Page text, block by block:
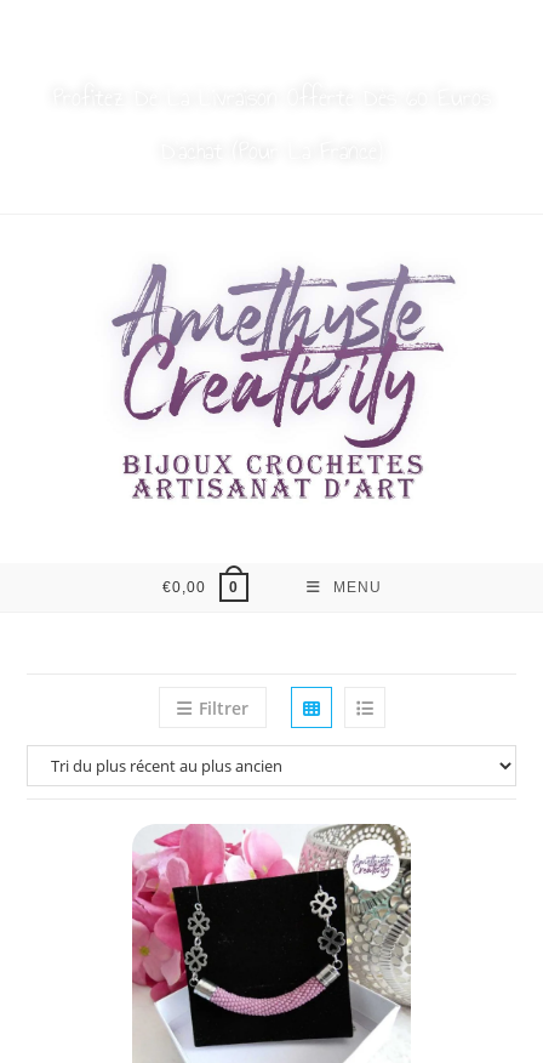
€0,00 0 MENU
Filtrer